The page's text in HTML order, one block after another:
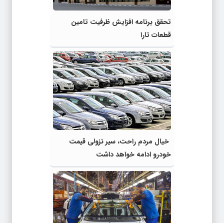
تحقق برنامه افزایش ظرفیت تامین
قطعات تارا
خیال مردم راحت، سیر نزولی قیمت
خودرو ادامه خواهد داشت